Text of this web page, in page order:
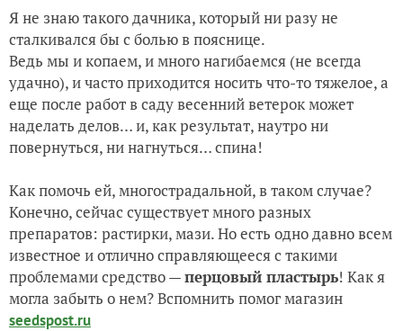
Я не знаю такого дачника, который ни разу не
сталкивался бы с болью в пояснице.
Ведь мы и копаем, и много нагибаемся (не всегда
удачно), и часто приходится носить что-то тяжелое, а
еще после работ в саду весенний ветерок может
наделать делов… и, как результат, наутро ни
повернуться, ни нагнуться… спина!
Как помочь ей, многострадальной, в таком случае?
Конечно, сейчас существует много разных
препаратов: растирки, мази. Но есть одно давно всем
известное и отлично справляющееся с такими
проблемами средство —перцовый пластырь! Как я
могла забыть о нем? Вспомнить помог магазин
seedspost.ru